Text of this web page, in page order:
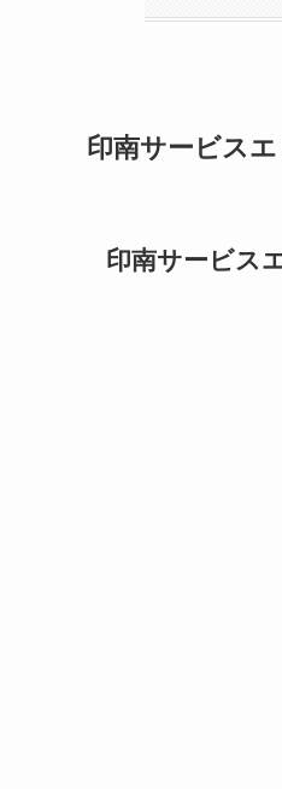
印南サービス
印南サービス